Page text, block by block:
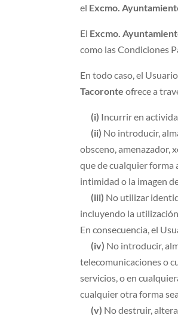
el Excmo.
El Excmo.
como las Condiciones
En todo caso, el
Tacoronte ofrece a
(i) Incurrir en
(ii) No introducir,
obsceno, amenazador,
que de cualquier forma
intimidad o la imagen
(iii) No utilizar
incluyendo la
En consecuencia, el
(iv) No introducir,
telecomunicaciones o
servicios, o en
cualquier otra forma
(v) No destruir,